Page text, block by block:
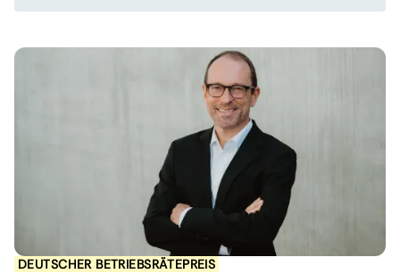
DEUTSCHER BETRIEBSRÄTEPREIS